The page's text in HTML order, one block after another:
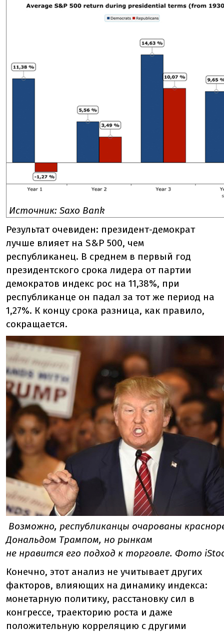
Источник: Saxo Bank
Результат очевиден: президент-демократ
лучше влияет на S&P 500, чем
республиканец. В среднем в первый год
президентского срока лидера от партии
демократов индекс рос на 11,38%, при
республиканце он падал за тот же период на
1,27%. К концу срока разница, как правило,
сокращается.
Возможно, республиканцы очарованы
Дональдом Трампом, но рынкам
не нравится его подход к торговле. Фото
Конечно, этот анализ не учитывает других
факторов, влияющих на динамику индекса:
монетарную политику, расстановку сил в
конгрессе, траекторию роста и даже
положительную корреляцию с другими